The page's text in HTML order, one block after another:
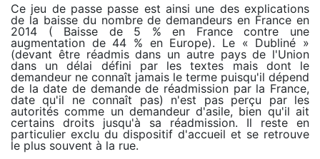
Ce jeu de passe passe est ainsi une des explications
de la baisse du nombre de demandeurs en France en
2014 ( Baisse de 5 % en France contre une
augmentation de 44 % en Europe). Le « Dubliné »
(devant être réadmis dans un autre pays de l'Union
dans un délai défini par les textes mais dont le
demandeur ne connaît jamais le terme puisqu'il dépend
de la date de demande de réadmission par la France,
date qu'il ne connaît pas) n'est pas perçu par les
autorités comme un demandeur d'asile, bien qu'il ait
certains droits jusqu'à sa réadmission. Il reste en
particulier exclu du dispositif d'accueil et se retrouve
le plus souvent à la rue.